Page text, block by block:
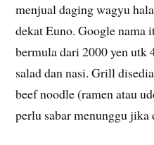
menjual daging wagyu
dekat Euno. Google nama
bermula dari 2000 yen utk
salad dan nasi. Grill
beef noodle (ramen atau
perlu sabar menunggu